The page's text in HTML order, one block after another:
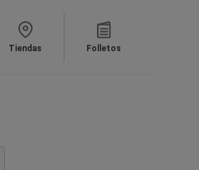
Tiendas Folletos